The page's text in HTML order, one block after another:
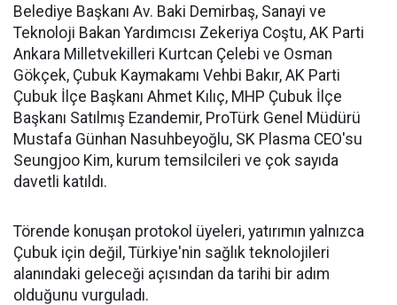
Belediye Başkanı Av. Baki Demirbaş, Sanayi ve
Teknoloji Bakan Yardımcısı Zekeriya Coştu, AK Parti
Ankara Milletvekilleri Kurtcan Çelebi ve Osman
Gökçek, Çubuk Kaymakamı Vehbi Bakır, AK Parti
Çubuk İlçe Başkanı Ahmet Kılıç, MHP Çubuk İlçe
Başkanı Satılmış Ezandemir, ProTürk Genel Müdürü
Mustafa Günhan Nasuhbeyoğlu, SK Plasma CEO'su
Seungjoo Kim, kurum temsilcileri ve çok sayıda
davetli katıldı.
Törende konuşan protokol üyeleri, yatırımın yalnızca
Çubuk için değil, Türkiye'nin sağlık teknolojileri
alanındaki geleceği açısından da tarihi bir adım
olduğunu vurguladı.